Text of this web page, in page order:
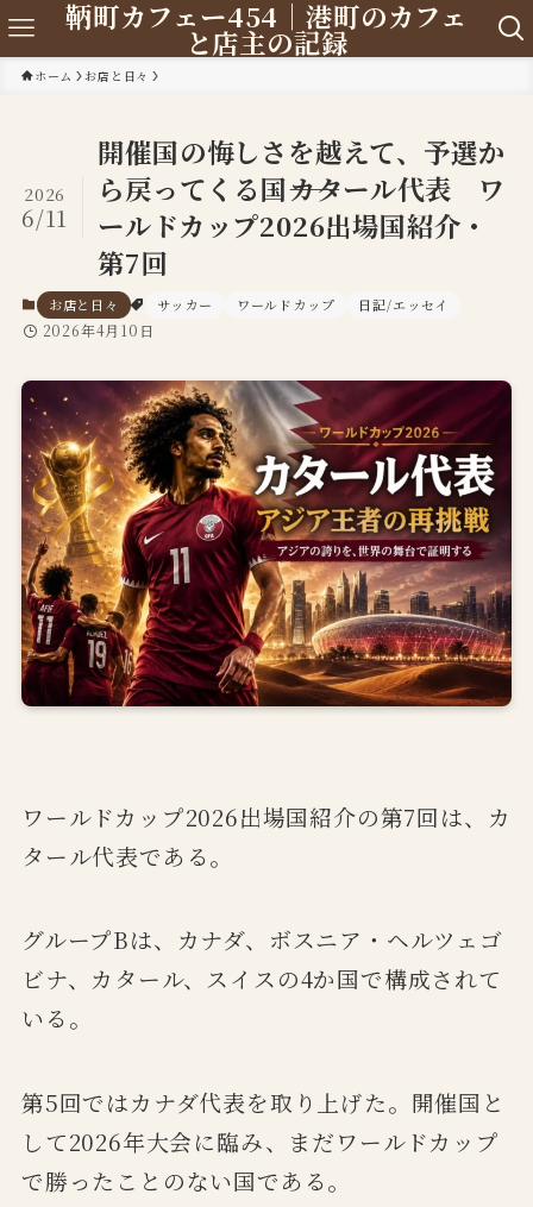
鞆町カフェー454｜港町のカフェ
と店主の記録
ホーム お店と日々
開催国の悔しさを越えて、予選か
ら戻ってくる国――カタール代表 ワ
ールドカップ2026出場国紹介・
第7回
2026
6/11
お店と日々 サッカー ワールドカップ 日記/エッセイ
2026年4月10日
ワールドカップ2026出場国紹介の第7回は、カ
タール代表である。
グループBは、カナダ、ボスニア・ヘルツェゴ
ビナ、カタール、スイスの4か国で構成されて
いる。
第5回ではカナダ代表を取り上げた。開催国と
して2026年大会に臨み、まだワールドカップ
で勝ったことのない国である。